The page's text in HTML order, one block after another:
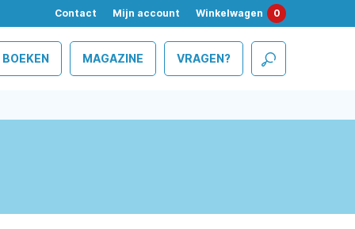
Contact Mijn account Winkelwagen 0
BOEKEN MAGAZINE VRAGEN?